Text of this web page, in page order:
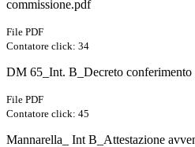
commissione.pdf
File PDF
Contatore click: 34
DM 65_Int. B_Decreto
File PDF
Contatore click: 45
Mannarella_ Int B_Attestazione